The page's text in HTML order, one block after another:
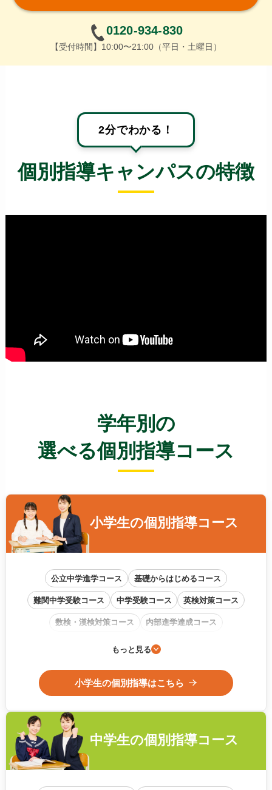
0120-934-830
【受付時間】10:00〜21:00（平日・土曜日）
2分でわかる！
個別指導キャンパスの特徴
学年別の
選べる個別指導コース
小学生の個別指導コース
公立中学進学コース 基礎からはじめるコース
難関中学受験コース 中学受験コース 英検対策コース
数検・漢検対策コース 内部進学達成コース
通信教育フォローアップコース
もっと見る
小学生の個別指導はこちら
中学生の個別指導コース